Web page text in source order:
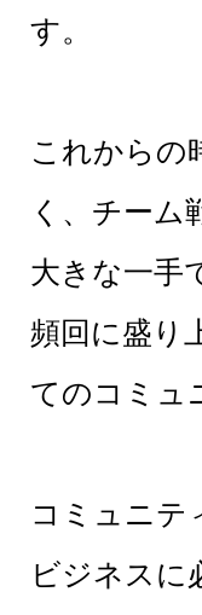
す。
これからの
く、チーム
大きな一手
頻回に盛り
てのコミュ
コミュニテ
ビジネスに